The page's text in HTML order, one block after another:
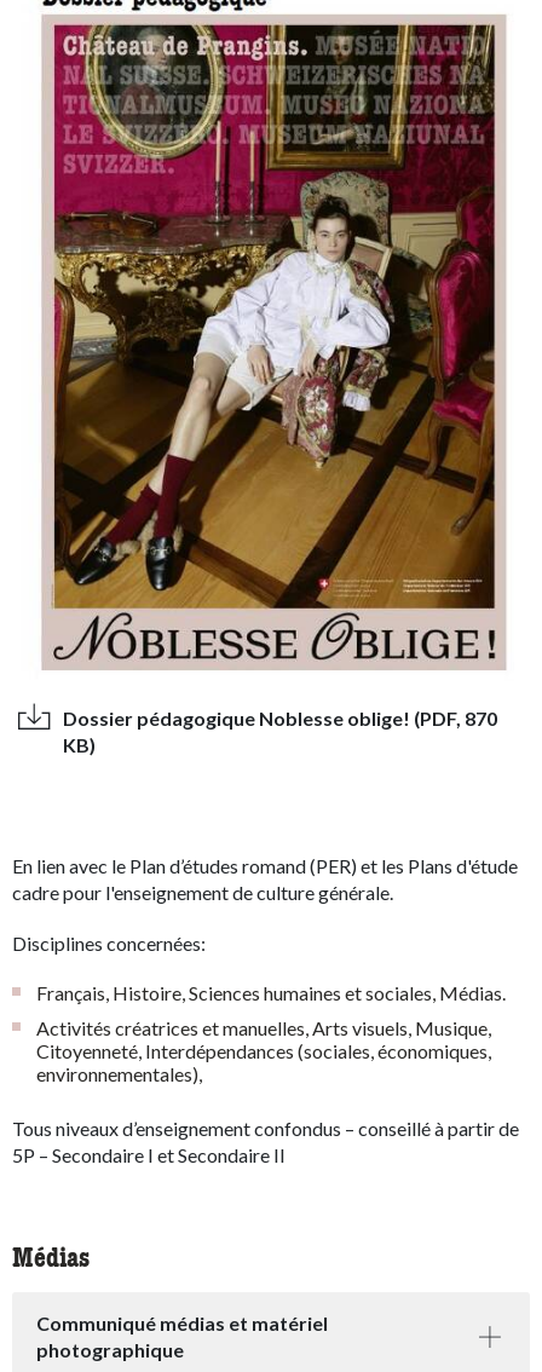
Dossier pédagogique Noblesse oblige! (PDF, 870
KB)
En lien avec le Plan d’études romand (PER)et les Plans d'étude
cadre pour l'enseignement de culture générale.
Disciplines concernées:
Français, Histoire, Sciences humaines et sociales, Médias.
Activités créatrices et manuelles, Arts visuels, Musique,
Citoyenneté, Interdépendances (sociales, économiques,
environnementales),
Tous niveaux d’enseignement confondus – conseillé à partir de
5P – Secondaire I et Secondaire II
Médias
Communiqué médias et matériel
photographique